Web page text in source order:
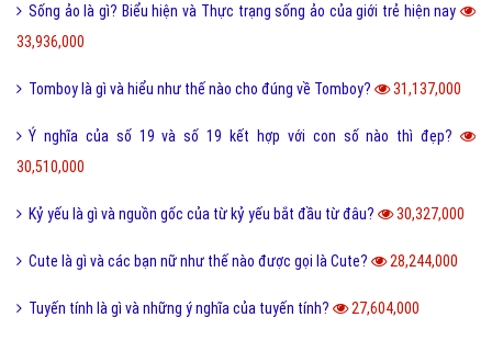
Sống ảo là gì? Biểu hiện và Thực trạng sống ảo của giới trẻ hiện nay
33,936,000
Tomboy là gì và hiểu như thế nào cho đúng về Tomboy? 31,137,000
Ý nghĩa của số 19 và số 19 kết hợp với con số nào thì đẹp?
30,510,000
Kỷ yếu là gì và nguồn gốc của từ kỷ yếu bắt đầu từ đâu? 30,327,000
Cute là gì và các bạn nữ như thế nào được gọi là Cute? 28,244,000
Tuyến tính là gì và những ý nghĩa của tuyến tính? 27,604,000